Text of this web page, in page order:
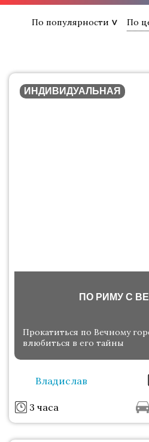
По популярности По
ИНДИВИДУАЛЬНАЯ
ПО РИМУ С
Прокатиться по Вечному
влюбиться в его тайны
Владислав
3 часа